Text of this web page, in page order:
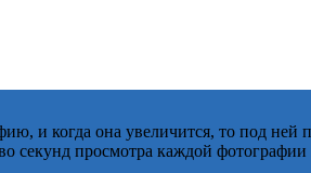
и когда она увеличится, то под
секунд просмотра каждой